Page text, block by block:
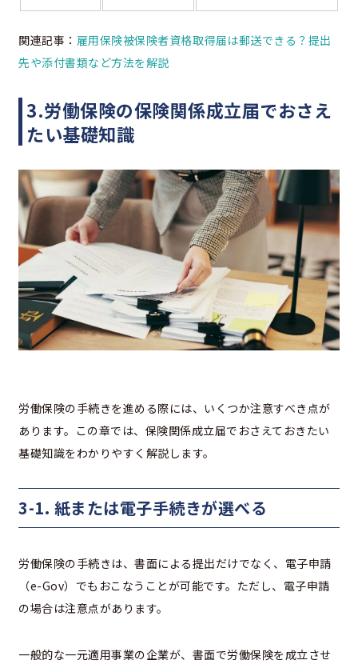
関連記事： 雇用保険被保険者資格取得届は郵送できる？提出
先や添付書類など方法を解説
3.労働保険の保険関係成立届でおさえ
たい基礎知識
労働保険の手続きを進める際には、いくつか注意すべき点が
あります。この章では、保険関係成立届でおさえておきたい
基礎知識をわかりやすく解説します。
3-1. 紙または電子手続きが選べる
労働保険の手続きは、書面による提出だけでなく、電子申請
（e-Gov）でもおこなうことが可能です。ただし、電子申請
の場合は注意点があります。
一般的な一元適用事業の企業が、書面で労働保険を成立させ